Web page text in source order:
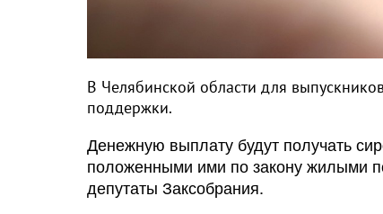
В Челябинской области для
поддержки.
Денежную выплату будут получать
положенными ими по закону жилыми
депутаты Заксобрания.